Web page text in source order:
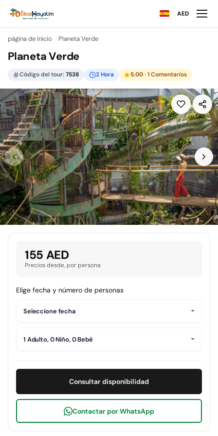
AED
página de inicio Planeta Verde
Planeta Verde
Código del tour:7538 2 Hora 5.00· 1 Comentarios
155 AED
Precios desde, por persona
Elige fecha y número de personas
Seleccione fecha
1 Adulto, 0 Niño, 0 Bebé
Consultar disponibilidad
Contactar por WhatsApp